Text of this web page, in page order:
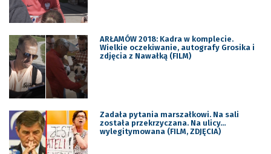
ARŁAMÓW 2018: Kadra w komplecie.
Wielkie oczekiwanie, autografy Grosika i
zdjęcia z Nawałką (FILM)
Zadała pytania marszałkowi. Na sali
została przekrzyczana. Na ulicy…
wylegitymowana (FILM, ZDJĘCIA)